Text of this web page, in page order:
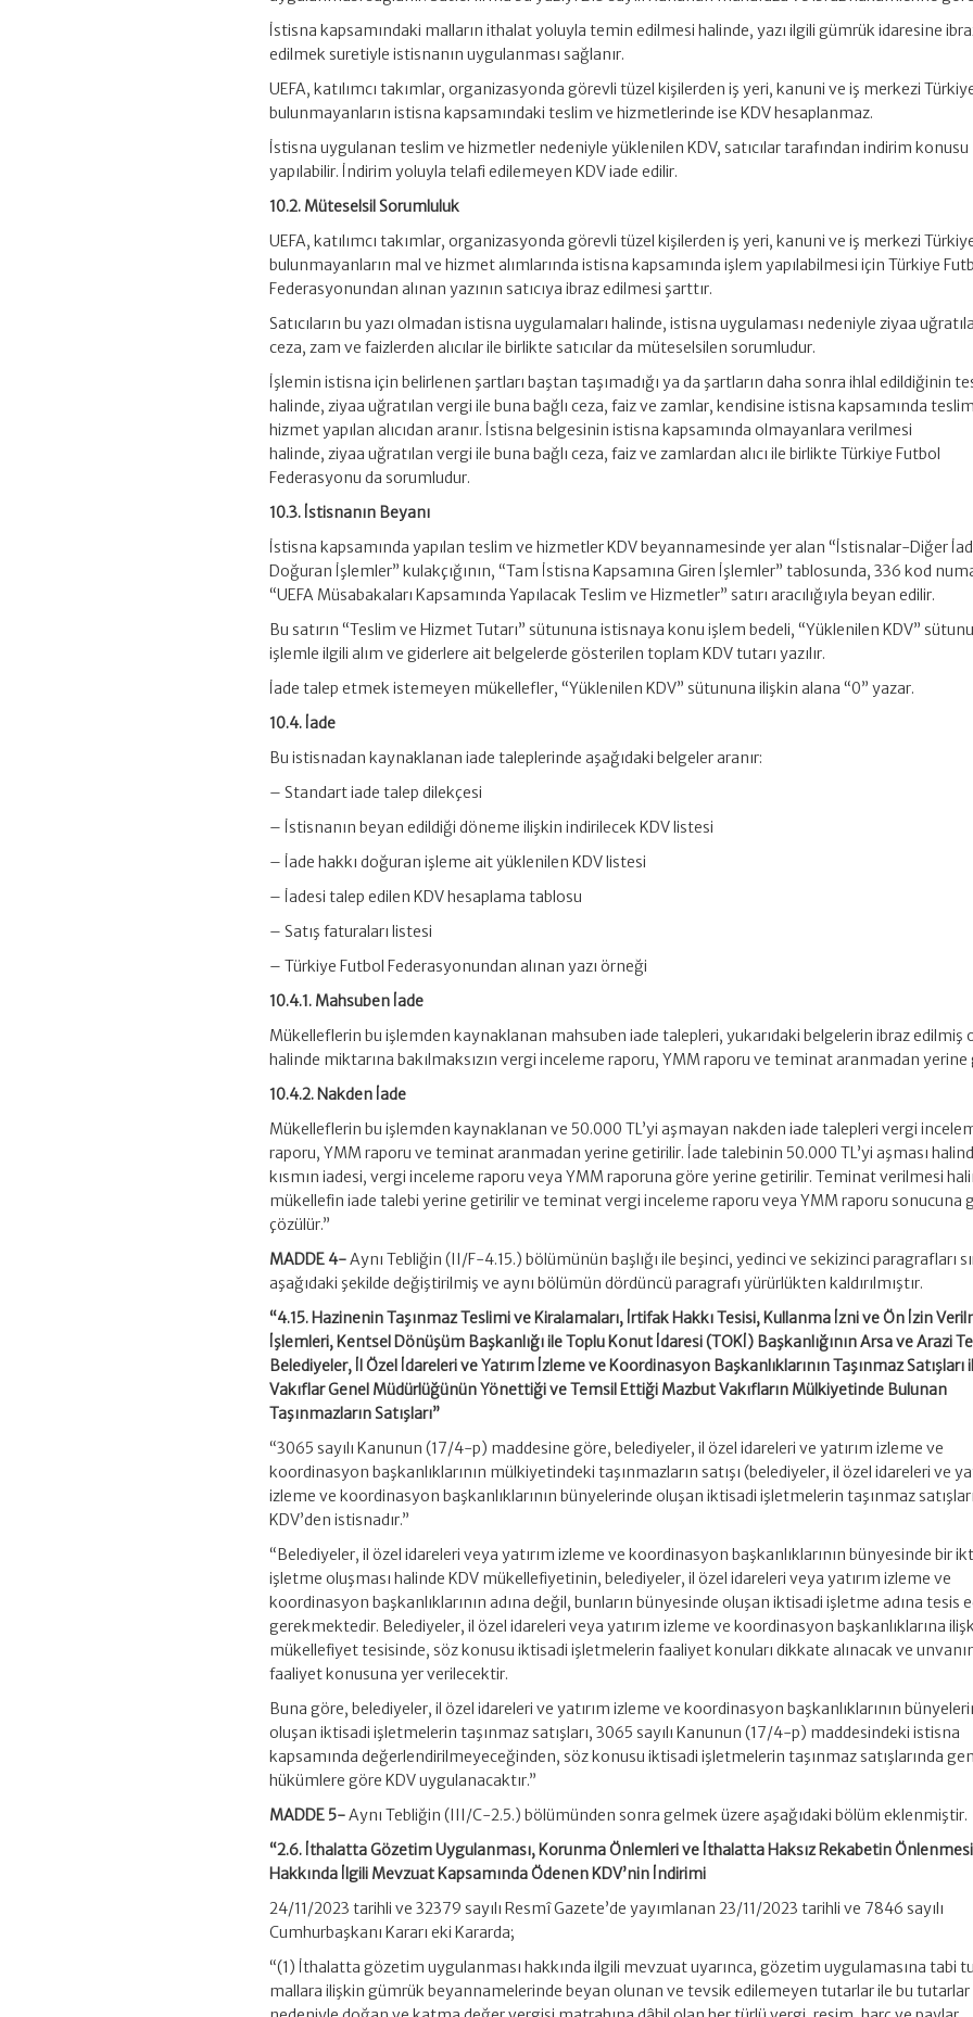
İstisna kapsamındaki malların ithalat yoluyla temin edilmesi halinde, yazı ilgili gümrük idaresine
edilmek suretiyle istisnanın uygulanması sağlanır.
UEFA, katılımcı takımlar, organizasyonda görevli tüzel kişilerden iş yeri, kanuni ve iş merkezi
bulunmayanların istisna kapsamındaki teslim ve hizmetlerinde ise KDV hesaplanmaz.
İstisna uygulanan teslim ve hizmetler nedeniyle yüklenilen KDV, satıcılar tarafından indirim konusu
yapılabilir. İndirim yoluyla telafi edilemeyen KDV iade edilir.
10.2. Müteselsil Sorumluluk
UEFA, katılımcı takımlar, organizasyonda görevli tüzel kişilerden iş yeri, kanuni ve iş merkezi
bulunmayanların mal ve hizmet alımlarında istisna kapsamında işlem yapılabilmesi için Türkiye
Federasyonundan alınan yazının satıcıya ibraz edilmesi şarttır.
Satıcıların bu yazı olmadan istisna uygulamaları halinde, istisna uygulaması nedeniyle ziyaa
ceza, zam ve faizlerden alıcılar ile birlikte satıcılar da müteselsilen sorumludur.
İşlemin istisna için belirlenen şartları baştan taşımadığı ya da şartların daha sonra ihlal edildiğinin
halinde, ziyaa uğratılan vergi ile buna bağlı ceza, faiz ve zamlar, kendisine istisna kapsamında
hizmet yapılan alıcıdan aranır. İstisna belgesinin istisna kapsamında olmayanlara verilmesi
halinde, ziyaa uğratılan vergi ile buna bağlı ceza, faiz ve zamlardan alıcı ile birlikte Türkiye Futbol
Federasyonu da sorumludur.
10.3. İstisnanın Beyanı
İstisna kapsamında yapılan teslim ve hizmetler KDV beyannamesinde yer alan “İstisnalar-Diğer
Doğuran İşlemler” kulakçığının, “Tam İstisna Kapsamına Giren İşlemler” tablosunda, 336 kod
“UEFA Müsabakaları Kapsamında Yapılacak Teslim ve Hizmetler” satırı aracılığıyla beyan edilir.
Bu satırın “Teslim ve Hizmet Tutarı” sütununa istisnaya konu işlem bedeli, “Yüklenilen KDV”
işlemle ilgili alım ve giderlere ait belgelerde gösterilen toplam KDV tutarı yazılır.
İade talep etmek istemeyen mükellefler, “Yüklenilen KDV” sütununa ilişkin alana “0” yazar.
10.4. İade
Bu istisnadan kaynaklanan iade taleplerinde aşağıdaki belgeler aranır:
– Standart iade talep dilekçesi
– İstisnanın beyan edildiği döneme ilişkin indirilecek KDV listesi
– İade hakkı doğuran işleme ait yüklenilen KDV listesi
– İadesi talep edilen KDV hesaplama tablosu
– Satış faturaları listesi
– Türkiye Futbol Federasyonundan alınan yazı örneği
10.4.1. Mahsuben İade
Mükelleflerin bu işlemden kaynaklanan mahsuben iade talepleri, yukarıdaki belgelerin ibraz edilmiş
halinde miktarına bakılmaksızın vergi inceleme raporu, YMM raporu ve teminat aranmadan yerine
10.4.2. Nakden İade
Mükelleflerin bu işlemden kaynaklanan ve 50.000 TL’yi aşmayan nakden iade talepleri vergi
raporu, YMM raporu ve teminat aranmadan yerine getirilir. İade talebinin 50.000 TL’yi aşması
kısmın iadesi, vergi inceleme raporu veya YMM raporuna göre yerine getirilir. Teminat verilmesi
mükellefin iade talebi yerine getirilir ve teminat vergi inceleme raporu veya YMM raporu sonucuna
çözülür.”
MADDE 4-Aynı Tebliğin (II/F-4.15.) bölümünün başlığı ile beşinci, yedinci ve sekizinci paragrafları
aşağıdaki şekilde değiştirilmiş ve aynı bölümün dördüncü paragrafı yürürlükten kaldırılmıştır.
“4.15. Hazinenin Taşınmaz Teslimi ve Kiralamaları, İrtifak Hakkı Tesisi, Kullanma İzni ve Ön İzin
İşlemleri, Kentsel Dönüşüm Başkanlığı ile Toplu Konut İdaresi (TOKİ) Başkanlığının Arsa ve Arazi
Belediyeler, İl Özel İdareleri ve Yatırım İzleme ve Koordinasyon Başkanlıklarının Taşınmaz Satışları
Vakıflar Genel Müdürlüğünün Yönettiği ve Temsil Ettiği Mazbut Vakıfların Mülkiyetinde Bulunan
Taşınmazların Satışları”
“3065 sayılı Kanunun (17/4-p) maddesine göre, belediyeler, il özel idareleri ve yatırım izleme ve
koordinasyon başkanlıklarının mülkiyetindeki taşınmazların satışı (belediyeler, il özel idareleri ve
izleme ve koordinasyon başkanlıklarının bünyelerinde oluşan iktisadi işletmelerin taşınmaz
KDV’den istisnadır.”
“Belediyeler, il özel idareleri veya yatırım izleme ve koordinasyon başkanlıklarının bünyesinde bir
işletme oluşması halinde KDV mükellefiyetinin, belediyeler, il özel idareleri veya yatırım izleme ve
koordinasyon başkanlıklarının adına değil, bunların bünyesinde oluşan iktisadi işletme adına tesis
gerekmektedir. Belediyeler, il özel idareleri veya yatırım izleme ve koordinasyon başkanlıklarına
mükellefiyet tesisinde, söz konusu iktisadi işletmelerin faaliyet konuları dikkate alınacak ve
faaliyet konusuna yer verilecektir.
Buna göre, belediyeler, il özel idareleri ve yatırım izleme ve koordinasyon başkanlıklarının
oluşan iktisadi işletmelerin taşınmaz satışları, 3065 sayılı Kanunun (17/4-p) maddesindeki istisna
kapsamında değerlendirilmeyeceğinden, söz konusu iktisadi işletmelerin taşınmaz satışlarında
hükümlere göre KDV uygulanacaktır.”
MADDE 5-Aynı Tebliğin (III/C-2.5.) bölümünden sonra gelmek üzere aşağıdaki bölüm eklenmiştir.
“2.6. İthalatta Gözetim Uygulanması, Korunma Önlemleri ve İthalatta Haksız Rekabetin Önlenmesi
Hakkında İlgili Mevzuat Kapsamında Ödenen KDV’nin İndirimi
24/11/2023 tarihli ve 32379 sayılı Resmî Gazete’de yayımlanan 23/11/2023 tarihli ve 7846 sayılı
Cumhurbaşkanı Kararı eki Kararda;
“(1) İthalatta gözetim uygulanması hakkında ilgili mevzuat uyarınca, gözetim uygulamasına tabi
mallara ilişkin gümrük beyannamelerinde beyan olunan ve tevsik edilemeyen tutarlar ile bu tutarlar